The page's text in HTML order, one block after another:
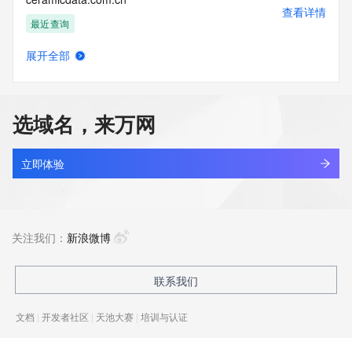
最近查询
查看详情
ceramivo.com
新注册
查看详情
新注册
展开全部
选域名，来万网
立即体验
关注我们： 新浪微博
联系我们
文档 | 开发者社区 | 天池大赛 | 培训与认证